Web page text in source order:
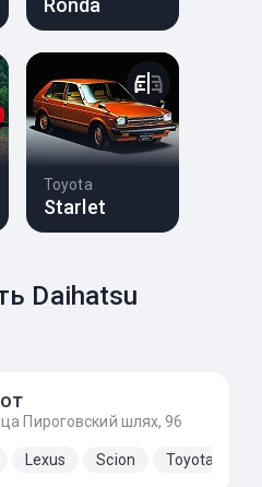
Ronda
Toyota
Starlet
Daihatsu
Пироговский шлях, 96
Lexus Scion Toyota